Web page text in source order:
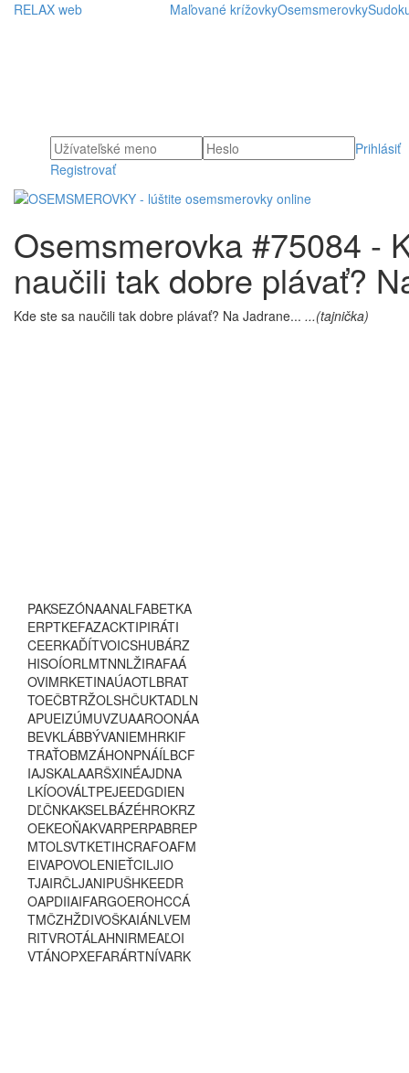
RELAX web Maľované krížovkyOsemsmerovky
Prihlásiť
Registrovať
Osemsmerovka #75084 -
naučili tak dobre plávať?
Kde ste sa naučili tak dobre plávať? Na Jadrane... ...(tajnička)
PAKSEZÓNAANALFABETKA
ERPTKEFAZACKTIPIRÁTI
CEERKAĎÍTVOICSHUBÁRZ
HISOÍORLMTNNLŽIRAFAÁ
OVIMRKETINAÚAOTLBRAT
TOEČBTRŽOLSHČUKTADLN
APUEIZÚMUVZUAAROONÁA
BEVKLÁBBÝVANIEMHRKIF
TRAŤOBMZÁHONPNÁÍLBCF
IAJSKALAARŠXINÉAJDNA
LKÍOOVÁLTPEJEEDGDIEN
DĽČNKAKSELBÁZÉHROKRZ
OEKEOŇAKVARPERPABREP
MTOLSVTKETIHCRAFOAFM
EIVAPOVOLENIEŤCILJIO
TJAIRČLJANIPUŠHKEEDR
OAPDIIAIFARGOEROHCCÁ
TMČZHŽDIVOŠKAIÁNLVEM
RITVROTÁLAHNIRMEAĽOI
VTÁNOPXEFARÁRTNÍVARK